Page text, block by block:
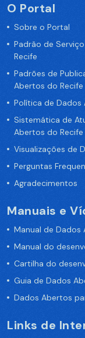
O Portal
Sobre o Portal
Padrão de
Recife
Padrões de
Abertos do Recife
Política de Dados
Sistemática de
Abertos do Recife
Visualizações de
Perguntas
Agradecimentos
Manuais e
Manual de Dados
Manual do
Cartilha do
Guia de Dados
Dados Abertos
Links de